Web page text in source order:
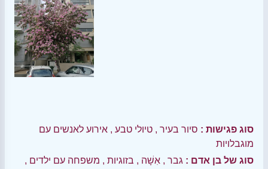
סוג פגישות : סיור בעיר , טיולי טבע , אירוע לאנשים עם
מוגבלויות
סוג של בן אדם : גבר , אִשָׁה , בזוגיות , משפחה עם ילדים ,